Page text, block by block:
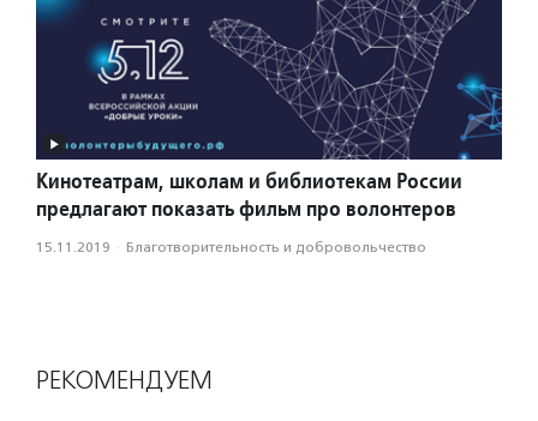
Кинотеатрам, школам и библиотекам России
предлагают показать фильм про волонтеров
15.11.2019 · Благотвори­тель­ность и доброволь­чест­во
РЕКОМЕНДУЕМ